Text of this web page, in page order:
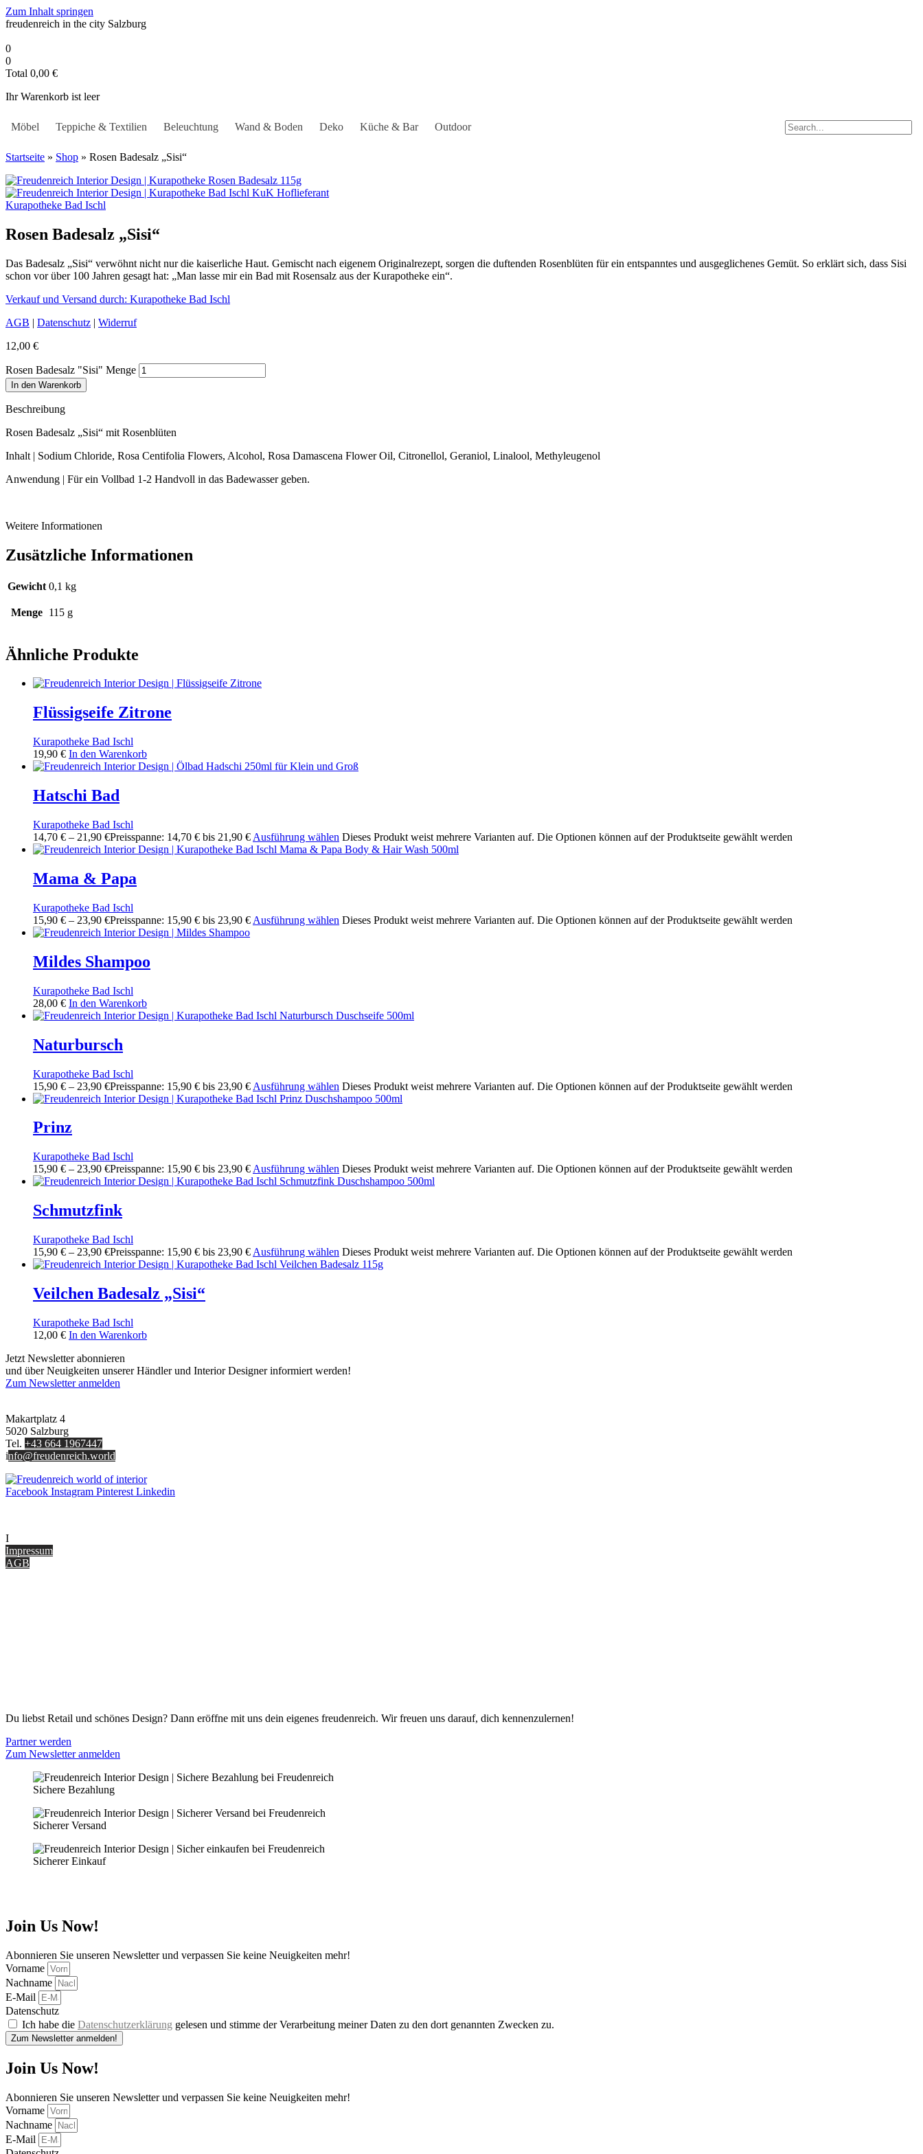
Zum Inhalt springen
freudenreich in the city Salzburg
0
0
Total 0,00 €
Ihr Warenkorb ist leer
Möbel Teppiche & Textilien Beleuchtung Wand & Boden Deko Küche & Bar Outdoor
Startseite » Shop » Rosen Badesalz „Sisi“
Kurapotheke Bad Ischl
Rosen Badesalz „Sisi“
Das Badesalz „Sisi“ verwöhnt nicht nur die kaiserliche Haut. Gemischt nach eigenem Originalrezept, sorgen die duftenden Rosenblüten für ein entspanntes und ausgeglichenes Gemüt. So erklärt sich, dass Sisi
schon vor über 100 Jahren gesagt hat: „Man lasse mir ein Bad mit Rosensalz aus der Kurapotheke ein“.
Verkauf und Versand durch: Kurapotheke Bad Ischl
AGB | Datenschutz | Widerruf
12,00 €
Rosen Badesalz "Sisi" Menge
In den Warenkorb
Beschreibung
Rosen Badesalz „Sisi“ mit Rosenblüten
Inhalt | Sodium Chloride, Rosa Centifolia Flowers, Alcohol, Rosa Damascena Flower Oil, Citronellol, Geraniol, Linalool, Methyleugenol
Anwendung | Für ein Vollbad 1-2 Handvoll in das Badewasser geben.
Weitere Informationen
Zusätzliche Informationen
Gewicht 0,1 kg
Menge 115 g
Ähnliche Produkte
Flüssigseife Zitrone
Kurapotheke Bad Ischl
19,90 € In den Warenkorb
Hatschi Bad
Kurapotheke Bad Ischl
14,70 € – 21,90 €Preisspanne: 14,70 € bis 21,90 € Ausführung wählen Dieses Produkt weist mehrere Varianten auf. Die Optionen können auf der Produktseite gewählt werden
Mama & Papa
Kurapotheke Bad Ischl
15,90 € – 23,90 €Preisspanne: 15,90 € bis 23,90 € Ausführung wählen Dieses Produkt weist mehrere Varianten auf. Die Optionen können auf der Produktseite gewählt werden
Mildes Shampoo
Kurapotheke Bad Ischl
28,00 € In den Warenkorb
Naturbursch
Kurapotheke Bad Ischl
15,90 € – 23,90 €Preisspanne: 15,90 € bis 23,90 € Ausführung wählen Dieses Produkt weist mehrere Varianten auf. Die Optionen können auf der Produktseite gewählt werden
Prinz
Kurapotheke Bad Ischl
15,90 € – 23,90 €Preisspanne: 15,90 € bis 23,90 € Ausführung wählen Dieses Produkt weist mehrere Varianten auf. Die Optionen können auf der Produktseite gewählt werden
Schmutzfink
Kurapotheke Bad Ischl
15,90 € – 23,90 €Preisspanne: 15,90 € bis 23,90 € Ausführung wählen Dieses Produkt weist mehrere Varianten auf. Die Optionen können auf der Produktseite gewählt werden
Veilchen Badesalz „Sisi“
Kurapotheke Bad Ischl
12,00 € In den Warenkorb
Jetzt Newsletter abonnieren
und über Neuigkeiten unserer Händler und Interior Designer informiert werden!
Zum Newsletter anmelden
Makartplatz 4
5020 Salzburg
Tel. +43 664 1967447
info@freudenreich.world
Facebook Instagram Pinterest Linkedin
I
Impressum
AGB
Du liebst Retail und schönes Design? Dann eröffne mit uns dein eigenes freudenreich. Wir freuen uns darauf, dich kennenzulernen!
Partner werden
Zum Newsletter anmelden
Sichere Bezahlung
Sicherer Versand
Sicherer Einkauf
Join Us Now!
Abonnieren Sie unseren Newsletter und verpassen Sie keine Neuigkeiten mehr!
Vorname
Nachname
E-Mail
Datenschutz
Ich habe die Datenschutzerklärung gelesen und stimme der Verarbeitung meiner Daten zu den dort genannten Zwecken zu.
Zum Newsletter anmelden!
Join Us Now!
Abonnieren Sie unseren Newsletter und verpassen Sie keine Neuigkeiten mehr!
Vorname
Nachname
E-Mail